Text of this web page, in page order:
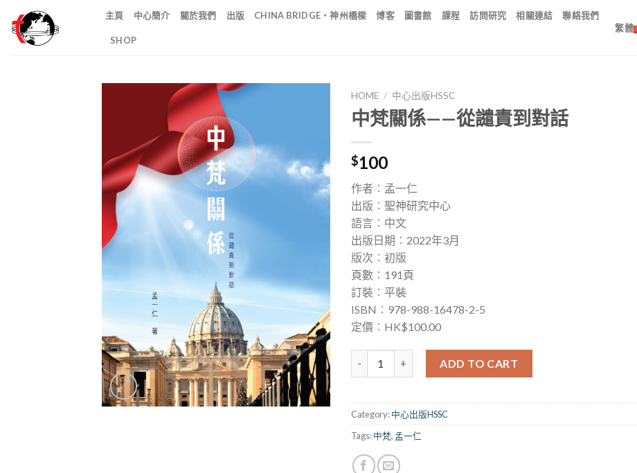
content
主頁 中心簡介 關於我們 出版 CHINA BRIDGE・神州橋樑 博客 圖書館 課程 訪問研究 相關連結 聯絡我們
SHOP
繁體
HOME / 中心出版HSSC
中梵關係——從譴責到對話
$100
作者︰孟一仁
出版︰聖神研究中心
語言︰中文
出版日期︰2022年3月
版次︰初版
頁數︰191頁
訂裝︰平裝
ISBN︰978-988-16478-2-5
定價︰HK$100.00
ADD TO CART
Category:中心出版HSSC
Tags:中梵, 孟一仁